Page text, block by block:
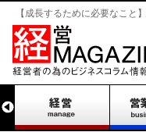
【成長するために必要なこと